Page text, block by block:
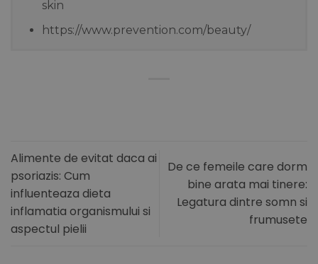
skin
https://www.prevention.com/beauty/
Alimente de evitat daca ai
psoriazis: Cum
influenteaza dieta
inflamatia organismului si
aspectul pielii
De ce femeile care dorm
bine arata mai tinere:
Legatura dintre somn si
frumusete